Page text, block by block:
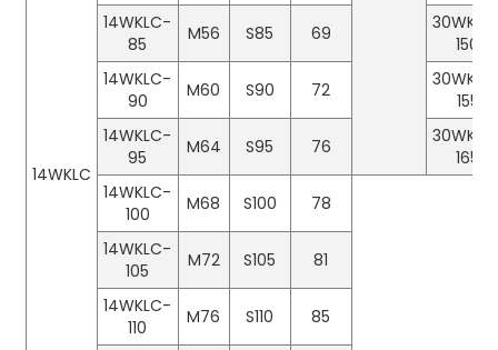
14WKLC
14WKLC-
85
M56 S85 69
150
14WKLC-
90
M60 S90 72
155
14WKLC-
95
M64 S95 76
165
14WKLC-
100
M68 S100 78
14WKLC-
105
M72 S105 81
14WKLC-
110
M76 S110 85